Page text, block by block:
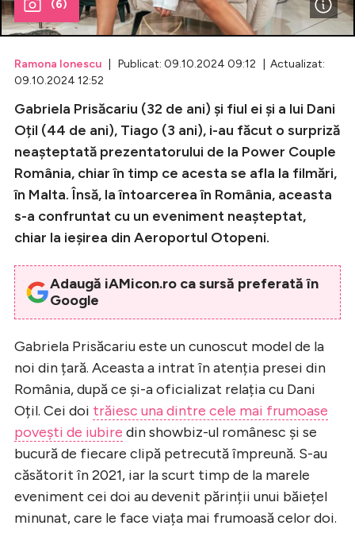
Intră în cont
Creează cont
(6)
Ramona Ionescu | Publicat: 09.10.2024 09:12 | Actualizat:
09.10.2024 12:52
Gabriela Prisăcariu (32 de ani) și fiul ei și a lui Dani
Oțil (44 de ani), Tiago (3 ani), i-au făcut o surpriză
neașteptată prezentatorului de la Power Couple
România, chiar în timp ce acesta se afla la filmări,
în Malta. Însă, la întoarcerea în România, aceasta
s-a confruntat cu un eveniment neașteptat,
chiar la ieșirea din Aeroportul Otopeni.
Adaugă iAMicon.ro ca sursă preferată în
Google
Gabriela Prisăcariu este un cunoscut model de la
noi din țară. Aceasta a intrat în atenția presei din
România, după ce și-a oficializat relația cu Dani
Oțil. Cei doi trăiesc una dintre cele mai frumoase
povești de iubire din showbiz-ul românesc și se
bucură de fiecare clipă petrecută împreună. S-au
căsătorit în 2021, iar la scurt timp de la marele
eveniment cei doi au devenit părinții unui băiețel
minunat, care le face viața mai frumoasă celor doi.